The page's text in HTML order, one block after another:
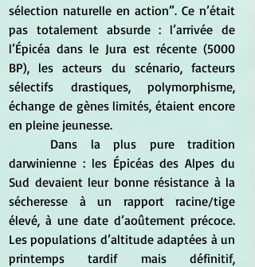
sélection naturelle en action”. Ce n’était
pas totalement absurde : l’arrivée de
l’Épicéa dans le Jura est récente (5000
BP), les acteurs du scénario, facteurs
sélectifs drastiques, polymorphisme,
échange de gènes limités, étaient encore
en pleine jeunesse.
darwinienne : les Épicéas des Alpes du
Sud devaient leur bonne résistance à la
sécheresse à un rapport racine/tige
élevé, à une date d’aoûtement précoce.
Les populations d’altitude adaptées à un
printemps tardif mais définitif,